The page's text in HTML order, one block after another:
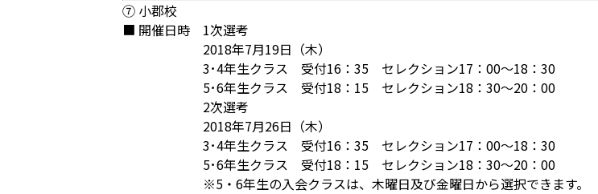
⑦ 小郡校
■ 開催日時
1次選考
2018年7月19日（木）
3･4年生クラス 受付16：35 セレクション17：00～18：30
5･6年生クラス 受付18：15 セレクション18：30～20：00
2次選考
2018年7月26日（木）
3･4年生クラス 受付16：35 セレクション17：00～18：30
5･6年生クラス 受付18：15 セレクション18：30～20：00
※5・6年生の入会クラスは、木曜日及び金曜日から選択できます。